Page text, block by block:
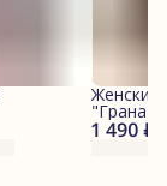
1 490 ₽